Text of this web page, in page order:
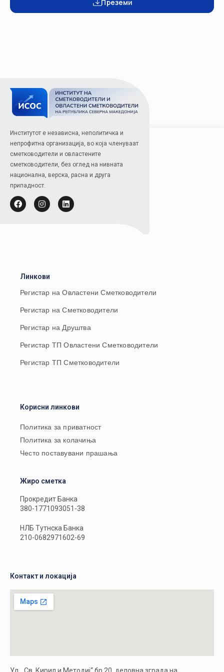
Преземи
Институтот е независна, неполитичка и
непрофитна организација, во која членуваат
сметководители и овластените
сметководители, без оглед на нивната
национална, верска, расна и друга
припадност.
Линкови
Регистар на Овластени Сметководители
Регистар на Сметководители
Регистар на Друштва
Регистар ТП Овластени Сметководители
Регистар ТП Сметководители
Корисни линкови
Политика за приватност
Политика за колачиња
Често поставувани прашања
Жиро сметка
Прокредит Банка
380-1771093051-38
НЛБ Тутнска Банка
210-0682971602-69
Контакт и локација